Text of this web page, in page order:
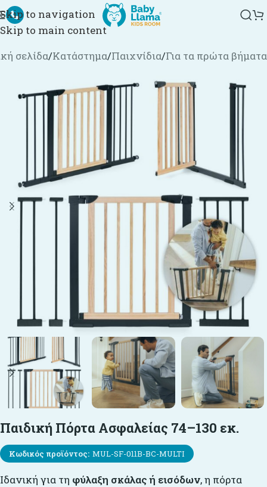
Skip to navigation
Skip to main content
σελίδα/Κατάστημα/Παιχνίδια/Για τα πρώτα βήματα
Παιδική Πόρτα Ασφαλείας 74–130 εκ.
Κωδικός προϊόντος: MUL-SF-011B-BC-MULTI
Iδανική για τη φύλαξη σκάλας ή εισόδων, η πόρτα